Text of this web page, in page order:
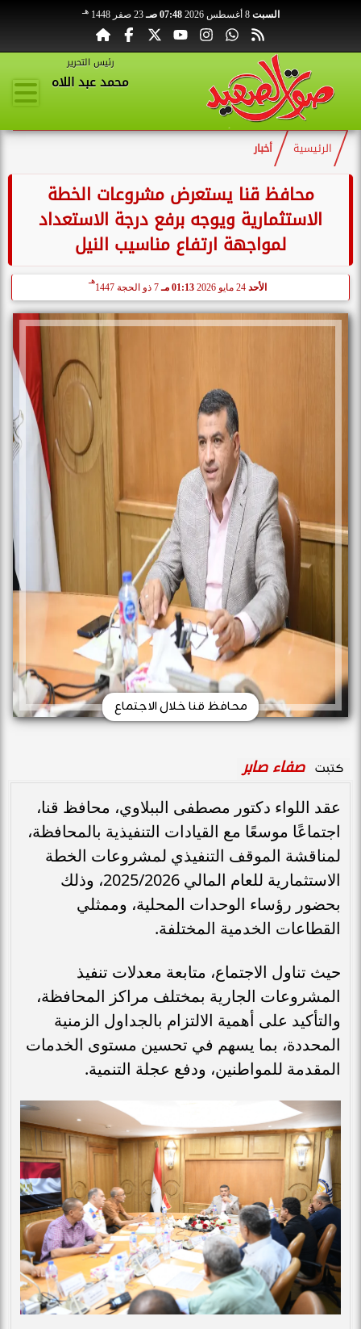
السبت 8 أغسطس 2026 07:48 صـ 23 صفر 1448 هـ
رئيس التحرير
محمد عبد اللاه
الرئيسية أخبار
محافظ قنا يستعرض مشروعات الخطة
الاستثمارية ويوجه برفع درجة الاستعداد
لمواجهة ارتفاع مناسيب النيل
الأحد 24 مايو 2026 01:13 مـ 7 ذو الحجة 1447
هـ
محافظ قنا خلال الاجتماع
كتبت صفاء صابر
عقد اللواء دكتور مصطفى الببلاوي، محافظ قنا،
اجتماعًا موسعًا مع القيادات التنفيذية بالمحافظة،
لمناقشة الموقف التنفيذي لمشروعات الخطة
الاستثمارية للعام المالي 2025/2026، وذلك
بحضور رؤساء الوحدات المحلية، وممثلي
القطاعات الخدمية المختلفة.
حيث تناول الاجتماع، متابعة معدلات تنفيذ
المشروعات الجارية بمختلف مراكز المحافظة،
والتأكيد على أهمية الالتزام بالجداول الزمنية
المحددة، بما يسهم في تحسين مستوى الخدمات
المقدمة للمواطنين، ودفع عجلة التنمية.